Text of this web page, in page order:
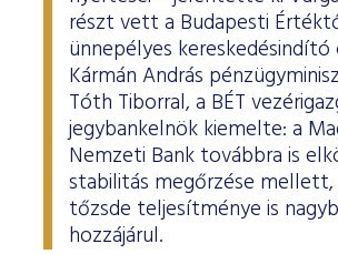
részt vett a Budapesti
ünnepélyes
Kármán András
Tóth Tiborral, a BÉT
jegybankelnök kiemelte: a
Nemzeti Bank továbbra is
stabilitás megőrzése mellett,
tőzsde teljesítménye is
hozzájárul.